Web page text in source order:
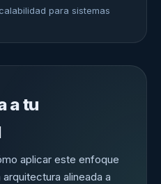
para sistemas
a tu
aplicar este enfoque
alineada a